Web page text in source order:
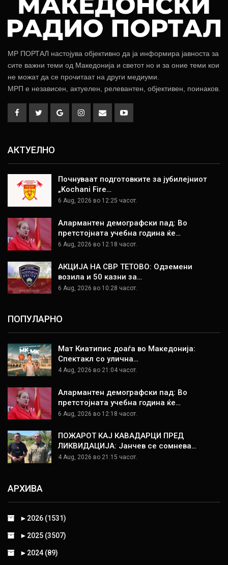
МР ПОРТАЛ настојува објективно да ја информира јавноста за
сите важни теми од Македонија и светот но и за оние теми кои
не можат да се прочитаат на други медиуми.
МРП е независен, актуелен, релевантен, објективен, поинаков.
АКТУЕЛНО
Почнуваат подготовките за јубилејниот
„Kochani Fire…
6 Aug, 2026 во 12:25 часот.
Алармантен демографски пад: Во
претстојната учебна година ќе…
6 Aug, 2026 во 12:18 часот.
АКЦИЈА НА СВР ТЕТОВО: Одземени
возила и 50 казни за…
6 Aug, 2026 во 10:28 часот.
ПОПУЛАРНО
Мат Киатипис доаѓа во Македонија:
Спектакл со улична…
4 Aug, 2026 во 21:04 часот.
Алармантен демографски пад: Во
претстојната учебна година ќе…
6 Aug, 2026 во 12:18 часот.
ПОЖАРОТ КАЈ КАВАДАРЦИ ПРЕД
ЛИКВИДАЦИЈА: Јанчев се сомнева…
4 Aug, 2026 во 21:15 часот.
АРХИВА
► 2026 (1531)
► 2025 (3507)
► 2024 (89)